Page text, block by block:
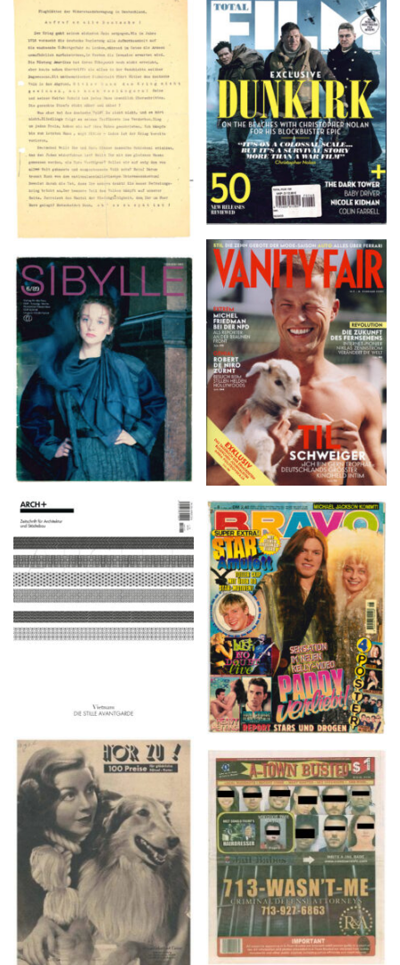
TOTAL FILM #260 –
SUMMER 2017
Flugblätter der Weissen
Rose – V, Januar 1943
VANITY FAIR – Nr. 7 –
8. Februar 2007
SIBYLLE 6/89
ARCH+ Nr. 226, Herbst
2016
BRAVO – Nr. 8, 13. Febr.
1997
HÖR ZU! – 1949,
NUMMER 10, Woche
vom 27. Februar bis 05.
März
A-TOWN BUSTED –
8/15/16–9/1/16